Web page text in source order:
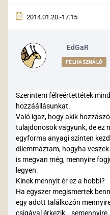
2014.01.20.-17:15
EdGaR
FELHASZNÁLÓ
Szerintem félreértettétek
hozzáállásunkat.
Való igaz, hogy akik
tulajdonosok vagyunk, de ez
egyforma anyagi szinten
dilemmáztam, hogyha
is megvan még, mennyire
legyen.
Kinek mennyit ér ez a hobbi?
Ha egyszer megismertek
egy adott találkozón
csigával érkezik…